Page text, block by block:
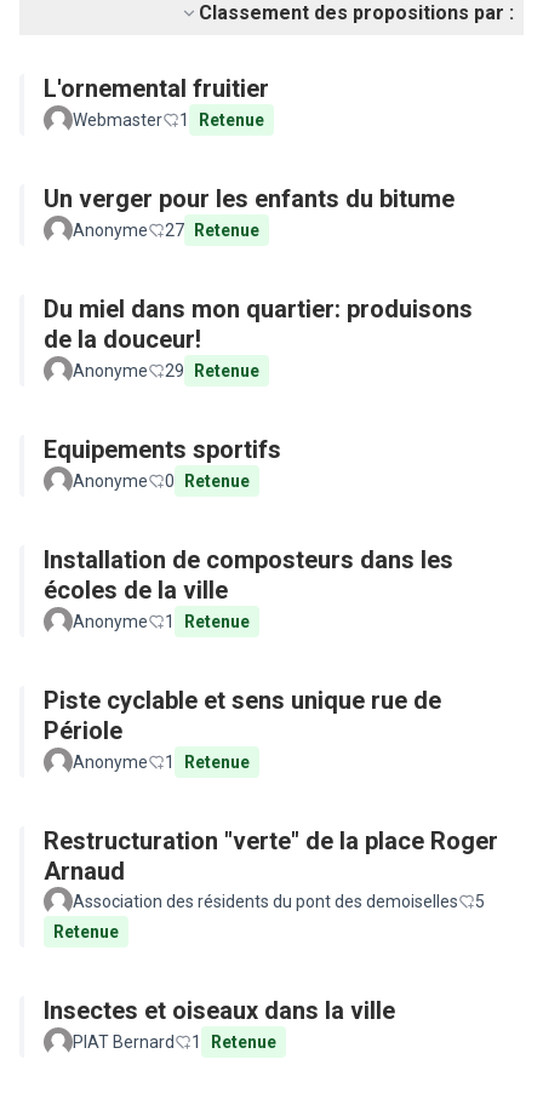
Classement des propositions par :
L'ornemental fruitier
Webmaster 1 Retenue
Un verger pour les enfants du bitume
Anonyme 27 Retenue
Du miel dans mon quartier: produisons
de la douceur!
Anonyme 29 Retenue
Equipements sportifs
Anonyme 0 Retenue
Installation de composteurs dans les
écoles de la ville
Anonyme 1 Retenue
Piste cyclable et sens unique rue de
Périole
Anonyme 1 Retenue
Restructuration "verte" de la place Roger
Arnaud
Association des résidents du pont des demoiselles
5
Retenue
Insectes et oiseaux dans la ville
PIAT Bernard 1 Retenue